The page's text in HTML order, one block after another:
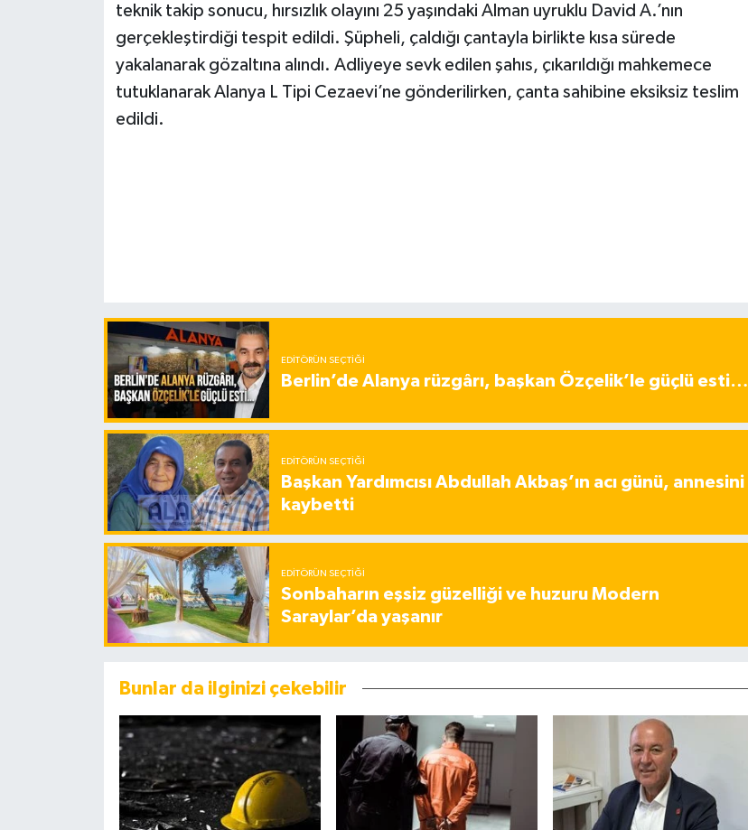
teknik takip sonucu, hırsızlık olayını 25 yaşındaki Alman uyruklu David A.’nın
gerçekleştirdiği tespit edildi. Şüpheli, çaldığı çantayla birlikte kısa sürede
yakalanarak gözaltına alındı. Adliyeye sevk edilen şahıs, çıkarıldığı mahkemece
tutuklanarak Alanya L Tipi Cezaevi’ne gönderilirken, çanta sahibine eksiksiz teslim
edildi.
EDITÖRÜN SEÇTIĞI
Berlin’de Alanya rüzgârı, başkan Özçelik’le güçlü esti…
EDITÖRÜN SEÇTIĞI
Başkan Yardımcısı Abdullah Akbaş’ın acı günü, annesini
kaybetti
EDITÖRÜN SEÇTIĞI
Sonbaharın eşsiz güzelliği ve huzuru Modern
Saraylar’da yaşanır
Bunlar da ilginizi çekebilir